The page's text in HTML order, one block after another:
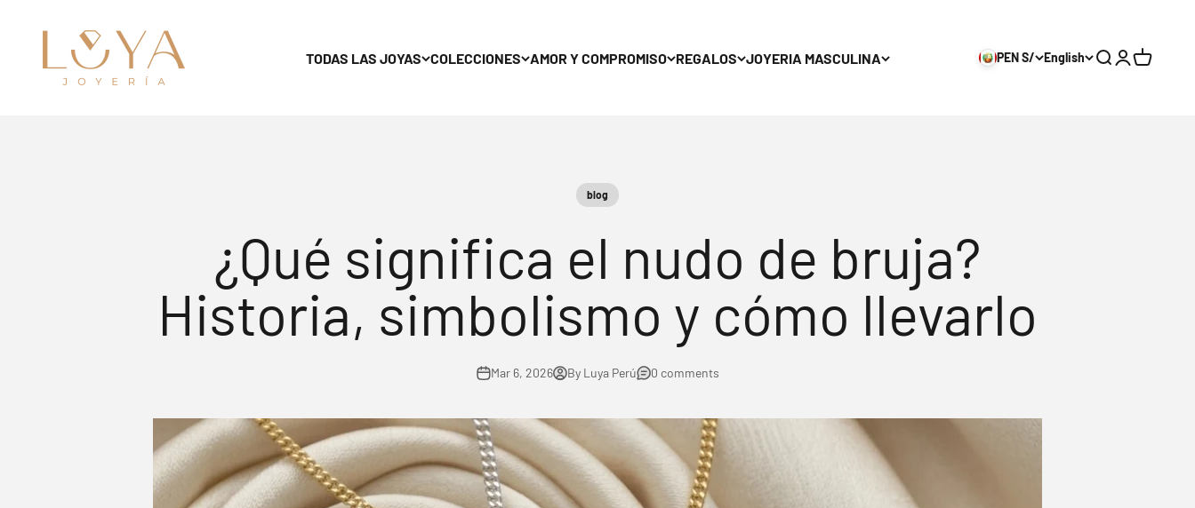
TODAS LAS JOYAS COLECCIONES AMOR Y COMPROMISO REGALOS JOYERIA MASCULINA
luya18k
PEN S/ English Search
Login
Cart
blog
¿Qué significa el nudo de bruja?
Historia, simbolismo y cómo llevarlo
Mar 6, 2026 By Luya Perú 0 comments